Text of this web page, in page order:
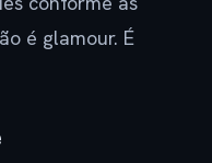
é glamour. É